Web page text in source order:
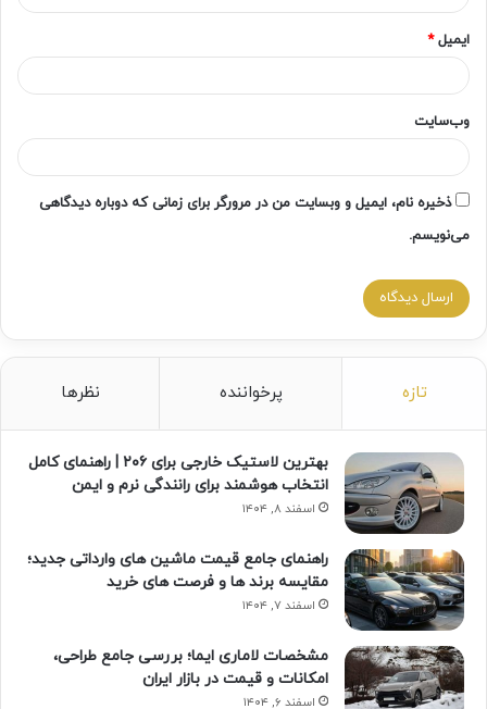
ایمیل*
وب‌سایت
ذخیره نام، ایمیل و وبسایت من در مرورگر برای زمانی که دوباره دیدگاهی
می‌نویسم.
تازه پرخواننده نظرها
بهترین لاستیک خارجی برای ۲۰۶ | راهنمای کامل
انتخاب هوشمند برای رانندگی نرم و ایمن
اسفند ۸, ۱۴۰۴
راهنمای جامع قیمت ماشین های وارداتی جدید؛
مقایسه برند ها و فرصت های خرید
اسفند ۷, ۱۴۰۴
مشخصات لاماری ایما؛ بررسی جامع طراحی،
امکانات و قیمت در بازار ایران
اسفند ۶, ۱۴۰۴